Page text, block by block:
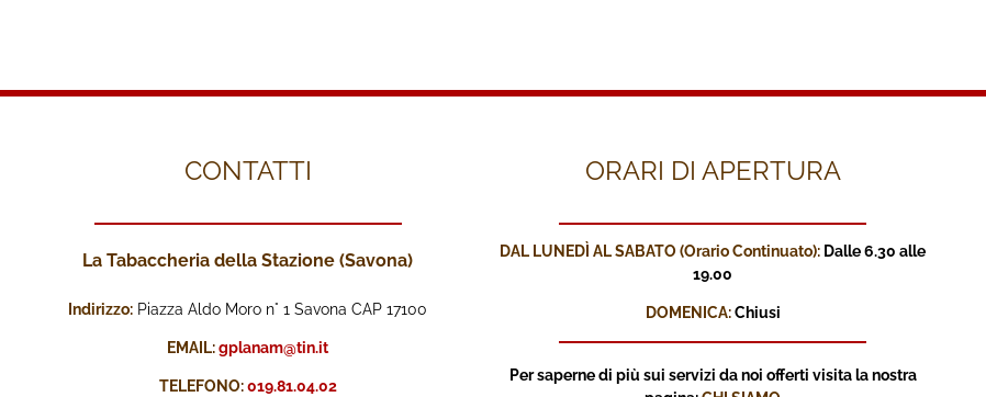
CONTATTI
La Tabaccheria della Stazione (Savona)
Indirizzo: Piazza Aldo Moro n° 1 Savona CAP 17100
EMAIL: gplanam@tin.it
TELEFONO:019.81.04.02
ORARI DI APERTURA
DAL LUNEDÌ AL SABATO (Orario Continuato): Dalle 6.30 alle
19.00
DOMENICA:Chiusi
Per saperne di più sui servizi da noi offerti visita la nostra